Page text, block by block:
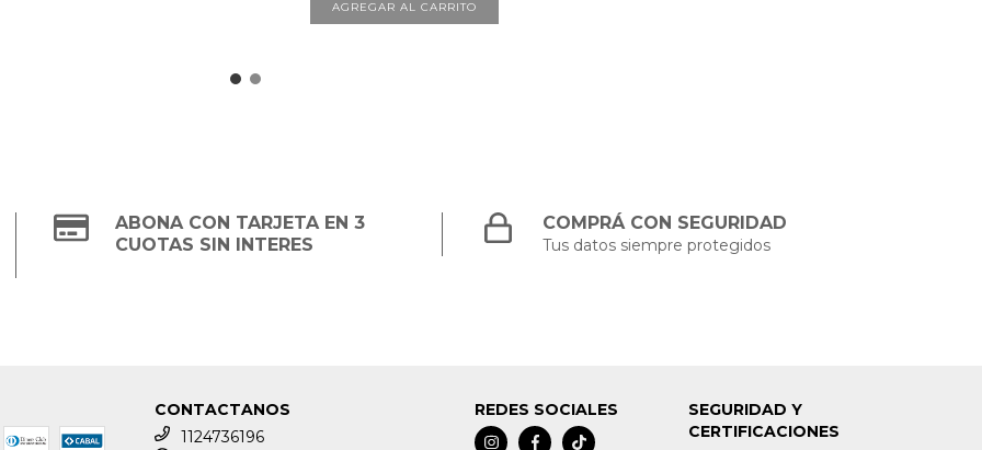
ABONA CON TARJETA EN 3
CUOTAS SIN INTERES
COMPRÁ CON SEGURIDAD
Tus datos siempre protegidos
CONTACTANOS
1124736196
REDES SOCIALES
SEGURIDAD Y
CERTIFICACIONES